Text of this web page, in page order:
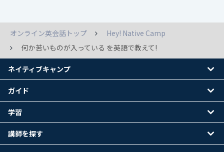
オンライン英会話トップ
Hey! Native Camp
何か苦いものが入っている を英語で教えて!
ネイティブキャンプ
ガイド
学習
講師を探す